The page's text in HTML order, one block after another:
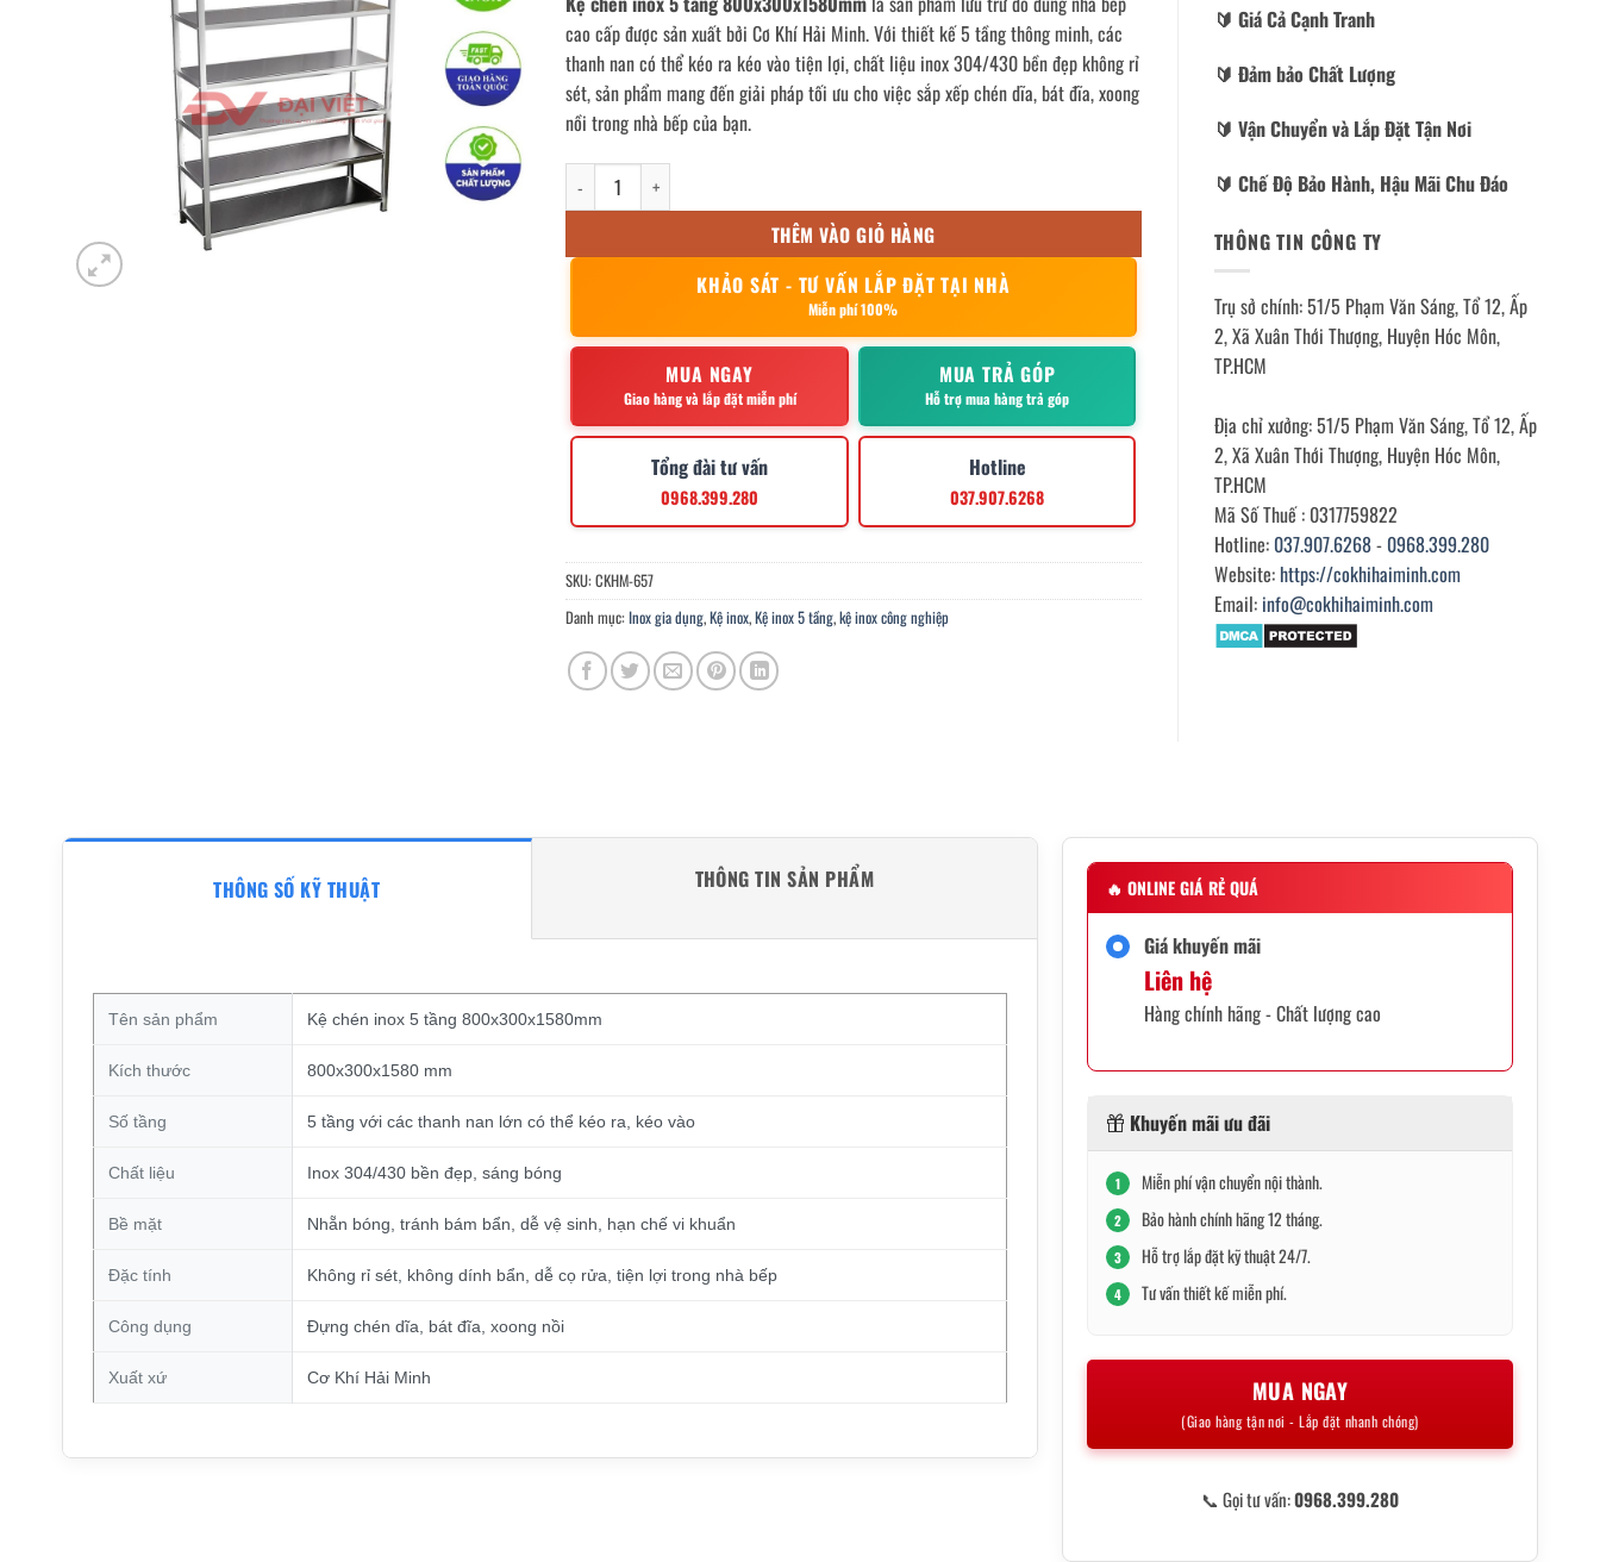
cao cấp được sản xuất bởi Cơ Khí Hải Minh. Với thiết kế 5 tầng thông minh, các
thanh nan có thể kéo ra kéo vào tiện lợi, chất liệu inox 304/430 bền đẹp không rỉ
sét, sản phẩm mang đến giải pháp tối ưu cho việc sắp xếp chén dĩa, bát đĩa, xoong
nồi trong nhà bếp của bạn.
kệ chén inox 5 tầng 800x300x1580mm số lượng
THÊM VÀO GIỎ HÀNG
KHẢO SÁT - TƯ VẤN LẮP ĐẶT TẠI NHÀ
Miễn phí 100%
MUA NGAY
Giao hàng và lắp đặt miễn phí
MUA TRẢ GÓP
Hỗ trợ mua hàng trả góp
Tổng đài tư vấn
0968.399.280
Hotline
037.907.6268
SKU:CKHM-657
Danh mục: Inox gia dụng,Kệ inox,Kệ inox 5 tầng,kệ inox công nghiệp
🔰️ Giá Cả Cạnh Tranh
🔰️ Đảm bảo Chất Lượng
🔰️ Vận Chuyển và Lắp Đặt Tận Nơi
🔰️ Chế Độ Bảo Hành, Hậu Mãi Chu Đáo
THÔNG TIN CÔNG TY
Trụ sở chính: 51/5 Phạm Văn Sáng, Tổ 12, Ấp
2, Xã Xuân Thới Thượng, Huyện Hóc Môn,
TP.HCM
Địa chỉ xưởng: 51/5 Phạm Văn Sáng, Tổ 12, Ấp
2, Xã Xuân Thới Thượng, Huyện Hóc Môn,
TP.HCM
Mã Số Thuế : 0317759822
Hotline: 037.907.6268- 0968.399.280
Website: https://cokhihaiminh.com
Email: info@cokhihaiminh.com
THÔNG SỐ KỸ THUẬT THÔNG TIN SẢN PHẨM
Tên sản phẩm Kệ chén inox 5 tầng 800x300x1580mm
Kích thước 800x300x1580 mm
Số tầng 5 tầng với các thanh nan lớn có thể kéo ra, kéo vào
Chất liệu Inox 304/430 bền đẹp, sáng bóng
Bề mặt Nhẵn bóng, tránh bám bẩn, dễ vệ sinh, hạn chế vi khuẩn
Đặc tính Không rỉ sét, không dính bẩn, dễ cọ rửa, tiện lợi trong nhà bếp
Công dụng Đựng chén dĩa, bát đĩa, xoong nồi
Xuất xứ Cơ Khí Hải Minh
🔥 ONLINE GIÁ RẺ QUÁ
Giá khuyến mãi
Liên hệ
Hàng chính hãng - Chất lượng cao
Khuyến mãi ưu đãi
1 Miễn phí vận chuyển nội thành.
2 Bảo hành chính hãng 12 tháng.
3 Hỗ trợ lắp đặt kỹ thuật 24/7.
4 Tư vấn thiết kế miễn phí.
MUA NGAY
(Giao hàng tận nơi - Lắp đặt nhanh chóng)
📞 Gọi tư vấn:0968.399.280